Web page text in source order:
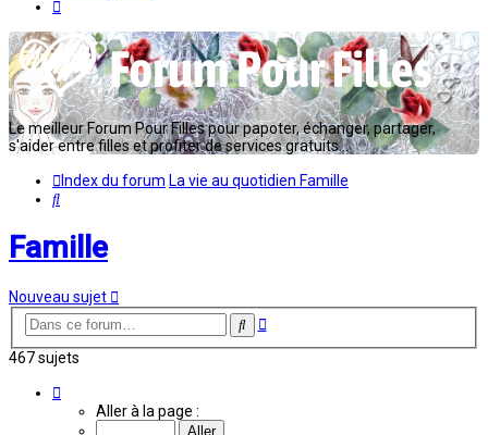
Le meilleur Forum Pour Filles pour papoter, échanger, partager,
s'aider entre filles et profiter de services gratuits...
Index du forum La vie au quotidien Famille
Rechercher
Famille
Nouveau sujet
Rechercher
Recherche
467 sujets
Aller à la page :